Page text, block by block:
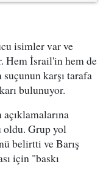
isimler var ve
Hem İsrail'in hem de
suçunun karşı tarafa
bulunuyor.
oldu. Grup yol
belirtti ve Barış
için "baskı